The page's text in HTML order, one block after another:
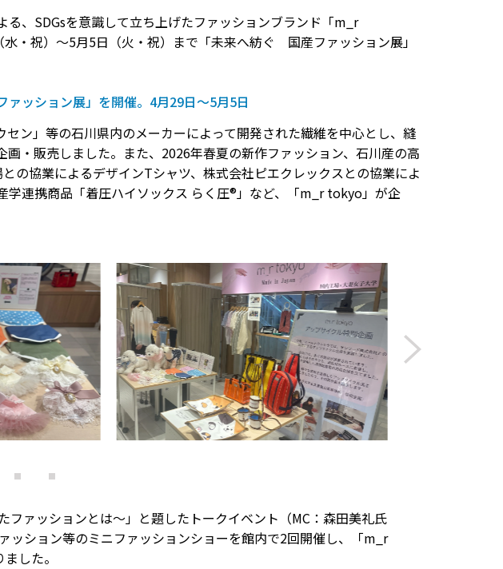
、SDGsを意識して立ち上げたファッションブランド「m_r
・祝）～5月5日（火・祝）まで「未来へ紡ぐ 国産ファッション展」
ッション展」を開催。4月29日～5月5日
ン」等の⽯川県内のメーカーによって開発された繊維を中⼼とし、縫
・販売しました。また、2026年春夏の新作ファッション、石川産の高
の協業によるデザインTシャツ、株式会社ピエクレックスとの協業によ
連携商品「着圧ハイソックス らく圧®」など、「m_r tokyo」が企
ァッションとは～」と題したトークイベント（MC：森田美礼氏
ッション等のミニファッションショーを館内で2回開催し、「m_r
した。